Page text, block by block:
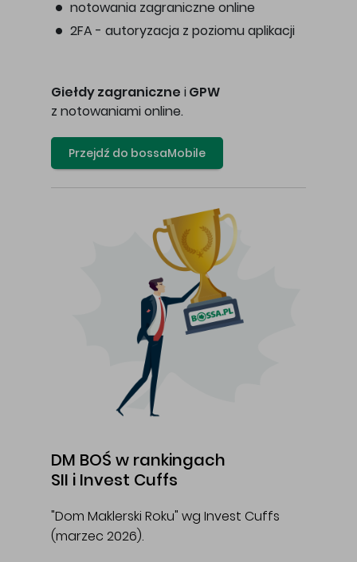
notowania zagraniczne online
2FA - autoryzacja z poziomu aplikacji
Giełdy zagraniczne i GPW
z notowaniami online.
Przejdź do bossaMobile
DM BOŚ w rankingach
SII i Invest Cuffs
"Dom Maklerski Roku" wg Invest Cuffs
(marzec 2026).